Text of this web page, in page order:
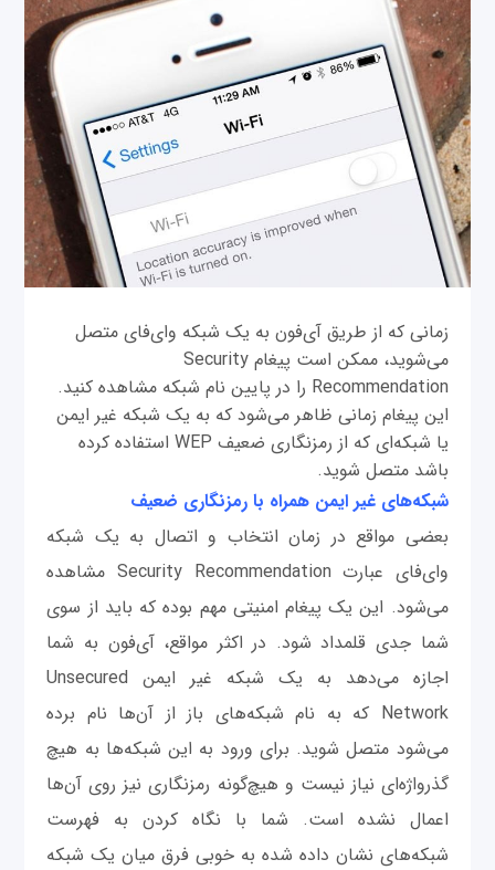
زمانی که از طریق آی‌فون به یک شبکه وای‌فای متصل
می‌شوید، ممکن است پیغام Security
Recommendation را در پایین نام شبکه مشاهده کنید.
این پیغام زمانی ظاهر می‌شود که به یک شبکه غیر ایمن
یا شبکه‌ای که از رمزنگاری ضعیف WEP استفاده کرده
باشد متصل شوید.
شبکههای غیر ایمن همراه با رمزنگاری ضعیف
بعضی مواقع در زمان انتخاب و اتصال به یک شبکه
وای‌فای عبارت Security Recommendation مشاهده
می‌شود. این یک پیغام امنیتی مهم بوده که باید از سوی
شما جدی قلمداد شود. در اکثر مواقع، آی‌فون به شما
اجازه می‌دهد به یک شبکه غیر ایمن Unsecured
Network که به نام شبکه‌های باز از آن‌ها نام برده
می‌شود متصل شوید. برای ورود به این شبکه‌ها به هیچ‌
گذرواژه‌ای نیاز نیست و هیچ‌گونه رمزنگاری نیز روی آن‌ها
اعمال نشده است. شما با نگاه کردن به فهرست
شبکه‌های نشان داده شده به خوبی فرق میان یک شبکه